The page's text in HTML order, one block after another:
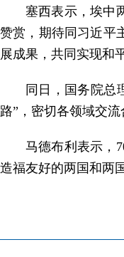
塞西表示，埃中
赞赏，期待同习近平
展成果，共同实现和
同日，国务院总
路”，密切各领域交
马德布利表示，
造福友好的两国和两